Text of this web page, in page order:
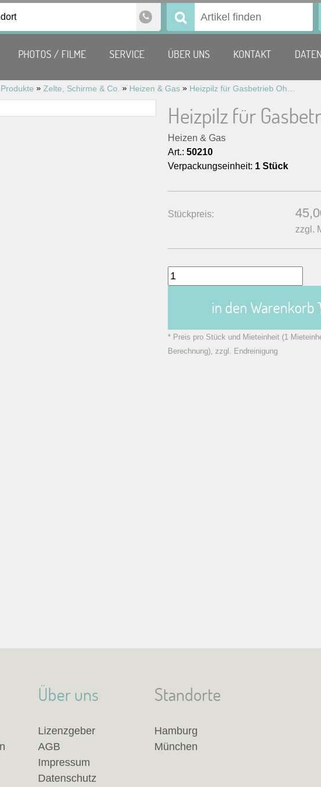
Suchen
PHOTOS / FILME SERVICE ÜBER UNS KONTAKT
Produkte » Zelte, Schirme & Co. » Heizen & Gas »
Heizpilz für
Heizen & Gas
Art.: 50210
Verpackungseinheit: 1 Stück
Stückpreis:
zzgl.
in den Warenkorb
* Preis pro Stück und Mieteinheit (1
Berechnung), zzgl. Endreinigung
Standorte
Hamburg
München
Über uns
Lizenzgeber
AGB
Impressum
Datenschutz